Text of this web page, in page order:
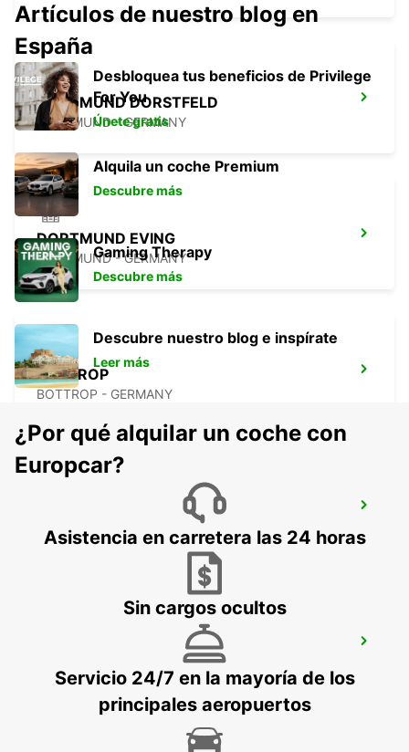
DORTMUND DORSTFELD
DORTMUND - GERMANY
DORTMUND EVING
DORTMUND - GERMANY
BOTTROP
BOTTROP - GERMANY
ESSEN - GERMANY
DORTMUND WAMBEL
DORTMUND - GERMANY
Artículos de nuestro blog en
España
Desbloquea tus beneficios de Privilege
For You
Únete gratis
Alquila un coche Premium
Descubre más
Gaming Therapy
Descubre más
Descubre nuestro blog e inspírate
Leer más
¿Por qué alquilar un coche con
Europcar?
Asistencia en carretera las 24 horas
Sin cargos ocultos
Servicio 24/7 en la mayoría de los
principales aeropuertos